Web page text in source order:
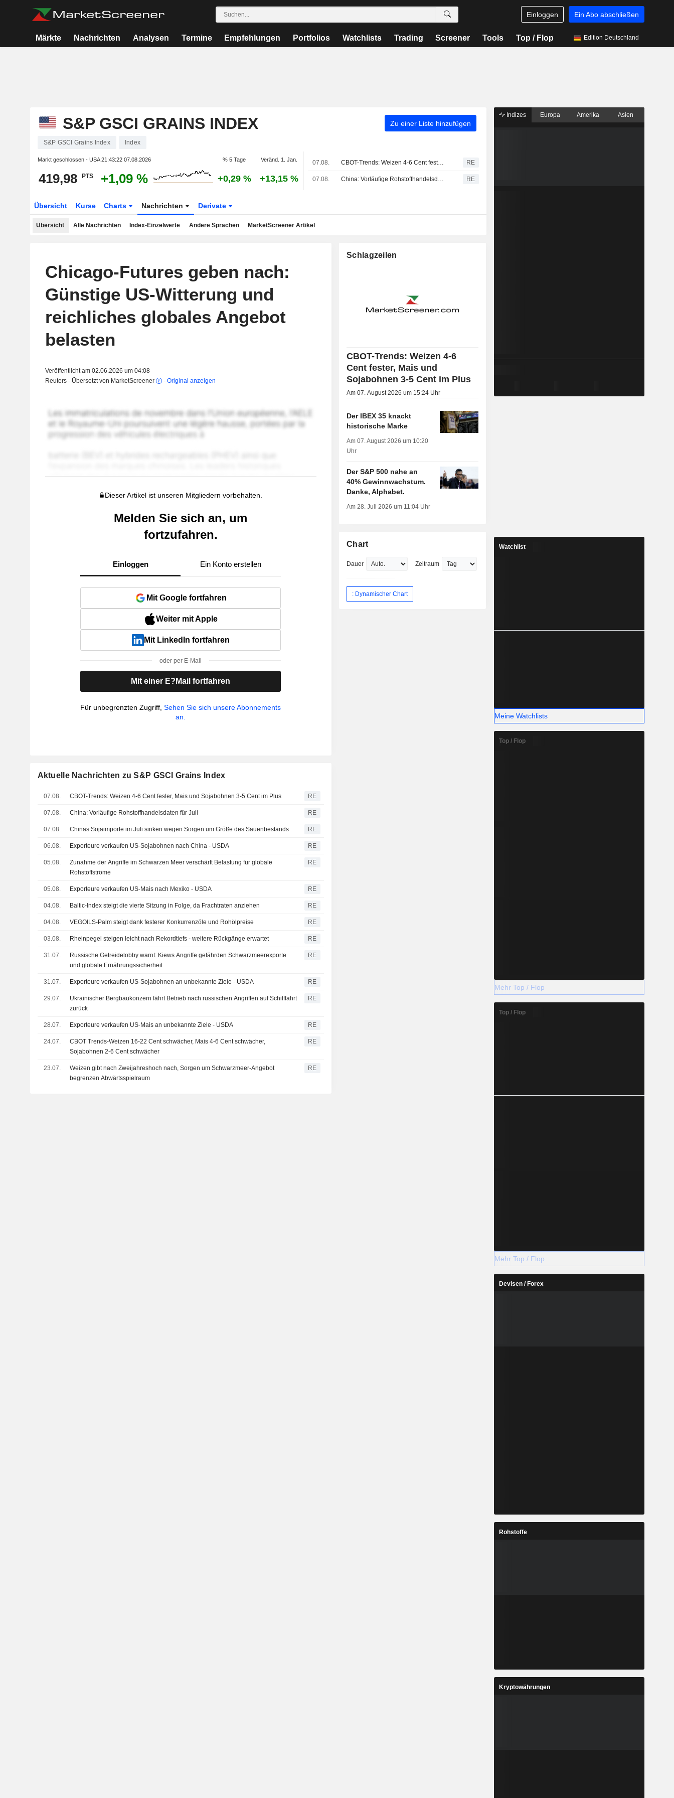
Einloggen Ein Abo abschließen
Märkte Nachrichten Analysen Termine Empfehlungen Portfolios Watchlists Trading Screener Tools Top / Flop Edition Deutschland
S&P GSCI GRAINS INDEX Zu einer Liste hinzufügen
S&P GSCI Grains Index Index
Markt geschlossen - USA21:43:22 07.08.2026 % 5 Tage Veränd. 1. Jan.
419,98 PTS +1,09 % +0,29 % +13,15 %
07.08. CBOT-Trends: Weizen 4-6 Cent fester, Mais und Sojabohnen 3-5 Cent im Plus RE
07.08. China: Vorläufige Rohstoffhandelsdaten für Juli RE
Übersicht Kurse Charts Nachrichten Derivate
Übersicht Alle Nachrichten Index-Einzelwerte Andere Sprachen MarketScreener Artikel
Chicago-Futures geben nach:
Günstige US-Witterung und
reichliches globales Angebot
belasten
Veröffentlicht am 02.06.2026 um 04:08
Reuters - Übersetzt von MarketScreener
- Original anzeigen
Dieser Artikel ist unseren Mitgliedern vorbehalten.
Melden Sie sich an, um
fortzufahren.
Einloggen Ein Konto erstellen
Mit Google fortfahren
Weiter mit Apple
Mit LinkedIn fortfahren
oder per E-Mail
Mit einer E?Mail fortfahren
Für unbegrenzten Zugriff,Sehen Sie sich unsere Abonnements
an.
Aktuelle Nachrichten zu S&P GSCI Grains Index
07.08. CBOT-Trends: Weizen 4-6 Cent fester, Mais und Sojabohnen 3-5 Cent im Plus RE
07.08. China: Vorläufige Rohstoffhandelsdaten für Juli RE
07.08. Chinas Sojaimporte im Juli sinken wegen Sorgen um Größe des Sauenbestands RE
06.08. Exporteure verkaufen US-Sojabohnen nach China - USDA RE
05.08.
Zunahme der Angriffe im Schwarzen Meer verschärft Belastung für globale
Rohstoffströme
RE
05.08. Exporteure verkaufen US-Mais nach Mexiko - USDA RE
04.08. Baltic-Index steigt die vierte Sitzung in Folge, da Frachtraten anziehen RE
04.08. VEGOILS-Palm steigt dank festerer Konkurrenzöle und Rohölpreise RE
03.08. Rheinpegel steigen leicht nach Rekordtiefs - weitere Rückgänge erwartet RE
31.07.
Russische Getreidelobby warnt: Kiews Angriffe gefährden Schwarzmeerexporte
und globale Ernährungssicherheit
RE
31.07. Exporteure verkaufen US-Sojabohnen an unbekannte Ziele - USDA RE
29.07.
Ukrainischer Bergbaukonzern fährt Betrieb nach russischen Angriffen auf Schifffahrt
zurück
RE
28.07. Exporteure verkaufen US-Mais an unbekannte Ziele - USDA RE
24.07.
CBOT Trends-Weizen 16-22 Cent schwächer, Mais 4-6 Cent schwächer,
Sojabohnen 2-6 Cent schwächer
RE
23.07.
Weizen gibt nach Zweijahreshoch nach, Sorgen um Schwarzmeer-Angebot
begrenzen Abwärtsspielraum
RE
Schlagzeilen
CBOT-Trends: Weizen 4-6
Cent fester, Mais und
Sojabohnen 3-5 Cent im Plus
Am 07. August 2026 um 15:24 Uhr
Der IBEX 35 knackt
historische Marke
Am 07. August 2026 um 10:20
Uhr
Der S&P 500 nahe an
40% Gewinnwachstum.
Danke, Alphabet.
Am 28. Juli 2026 um 11:04 Uhr
Chart
Dauer Zeitraum
: Dynamischer Chart
Indizes Europa Amerika Asien
Watchlist
Meine Watchlists
Top / Flop
Mehr Top / Flop
Top / Flop
Mehr Top / Flop
Devisen / Forex
Rohstoffe
Kryptowährungen